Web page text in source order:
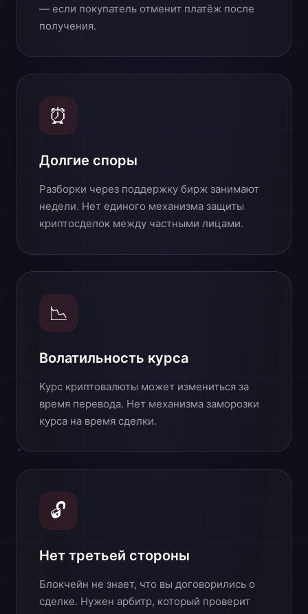
— если покупатель отменит платёж после
получения.
⏰
Долгие споры
Разборки через поддержку бирж занимают
недели. Нет единого механизма защиты
криптосделок между частными лицами.
📉
Волатильность курса
Курс криптовалюты может измениться за
время перевода. Нет механизма заморозки
курса на время сделки.
🔓
Нет третьей стороны
Блокчейн не знает, что вы договорились о
сделке. Нужен арбитр, который проверит